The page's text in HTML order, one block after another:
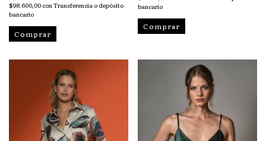
$98.600,00 conTransferencia o depósito
bancario
Comprar
bancario
Comprar